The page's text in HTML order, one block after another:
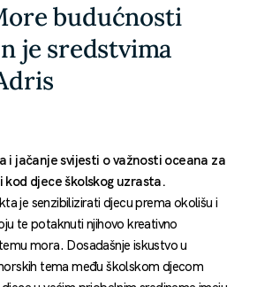
budućnosti
je sredstvima
i jačanje svijesti o važnosti oceana za
kod djece školskog uzrasta.
je senzibilizirati djecu prema okolišu i
te potaknuti njihovo kreativno
mora. Dosadašnje iskustvo u
tema među školskom djecom